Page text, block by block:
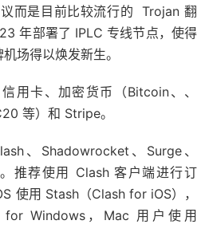
而是目前比较流行的 Trojan 翻
年部署了 IPLC 专线节点，使得
场得以焕发新生。
用卡、加密货币（Bitcoin、、
等）和 Stripe。
、Shadowrocket、Surge、
推荐使用 Clash 客户端进行订
使用 Stash（Clash for iOS），
Windows，Mac 用户使用